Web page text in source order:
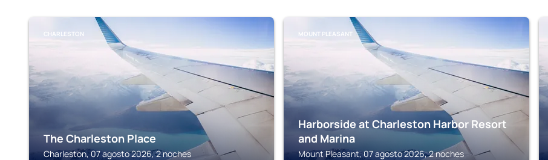
CHARLESTON
The Charleston Place
Charleston, 07 agosto 2026, 2 noches
MOUNT PLEASANT
Harborside at Charleston Harbor Resort
and Marina
Mount Pleasant, 07 agosto 2026, 2 noches